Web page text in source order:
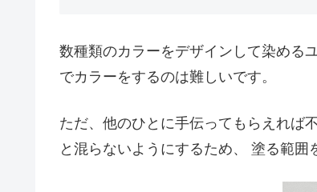
数種類のカラーをデザインして染める
でカラーをするのは難しいです。
ただ、他のひとに手伝ってもらえれば
と混らないようにするため、 塗る範囲